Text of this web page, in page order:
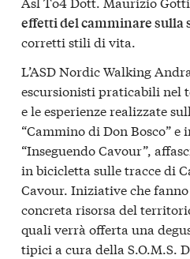
effetti del camminare sulla
corretti stili di vita.
L’ASD Nordic Walking
escursionisti praticabili nel
e le esperienze realizzate
“Cammino di Don Bosco”
“Inseguendo Cavour”,
in bicicletta sulle tracce di
Cavour. Iniziative che
concreta risorsa del
quali verrà offerta una
tipici a cura della S.O.M.S.